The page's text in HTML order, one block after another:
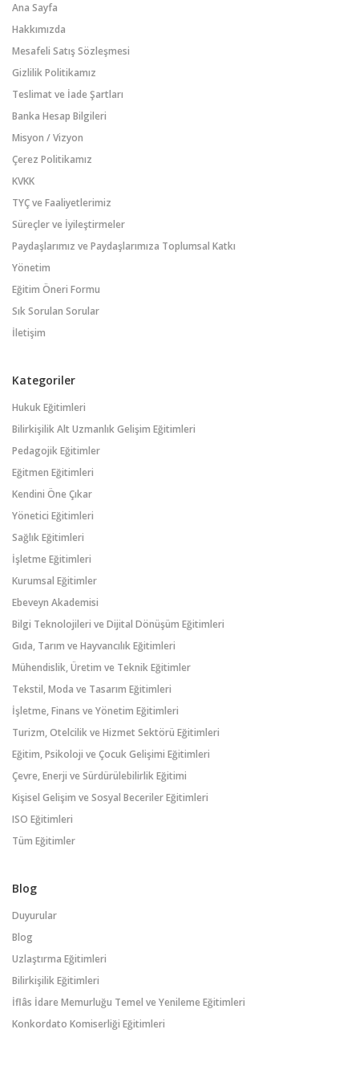
Ana Sayfa
Hakkımızda
Mesafeli Satış Sözleşmesi
Gizlilik Politikamız
Teslimat ve İade Şartları
Banka Hesap Bilgileri
Misyon / Vizyon
Çerez Politikamız
KVKK
TYÇ ve Faaliyetlerimiz
Süreçler ve İyileştirmeler
Paydaşlarımız ve Paydaşlarımıza Toplumsal Katkı
Yönetim
Eğitim Öneri Formu
Sık Sorulan Sorular
İletişim
Kategoriler
Hukuk Eğitimleri
Bilirkişilik Alt Uzmanlık Gelişim Eğitimleri
Pedagojik Eğitimler
Eğitmen Eğitimleri
Kendini Öne Çıkar
Yönetici Eğitimleri
Sağlık Eğitimleri
İşletme Eğitimleri
Kurumsal Eğitimler
Ebeveyn Akademisi
Bilgi Teknolojileri ve Dijital Dönüşüm Eğitimleri
Gıda, Tarım ve Hayvancılık Eğitimleri
Mühendislik, Üretim ve Teknik Eğitimler
Tekstil, Moda ve Tasarım Eğitimleri
İşletme, Finans ve Yönetim Eğitimleri
Turizm, Otelcilik ve Hizmet Sektörü Eğitimleri
Eğitim, Psikoloji ve Çocuk Gelişimi Eğitimleri
Çevre, Enerji ve Sürdürülebilirlik Eğitimi
Kişisel Gelişim ve Sosyal Beceriler Eğitimleri
ISO Eğitimleri
Tüm Eğitimler
Blog
Duyurular
Blog
Uzlaştırma Eğitimleri
Bilirkişilik Eğitimleri
İflâs İdare Memurluğu Temel ve Yenileme Eğitimleri
Konkordato Komiserliği Eğitimleri